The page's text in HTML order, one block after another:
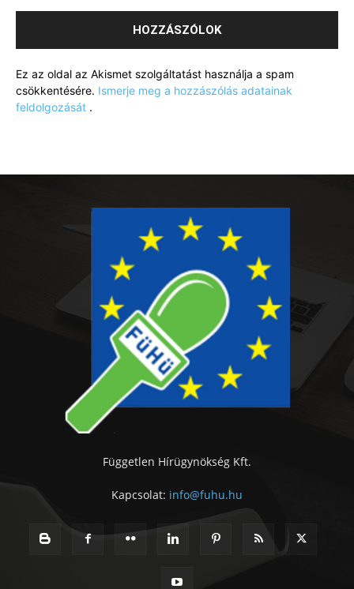
Ez az oldal az Akismet szolgáltatást használja a spam
csökkentésére. Ismerje meg a hozzászólás adatainak
feldolgozását .
Független Hírügynökség Kft.
Kapcsolat: info@fuhu.hu